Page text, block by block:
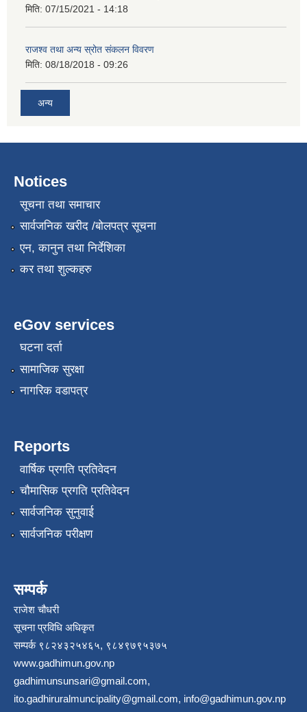
मिति: 07/15/2021 - 14:18
राजश्व तथा अन्य स्रोत संकलन विवरण
मिति: 08/18/2018 - 09:26
अन्य
Notices
सूचना तथा समाचार
सार्वजनिक खरीद /बोलपत्र सूचना
एन, कानुन तथा निर्देशिका
कर तथा शुल्कहरु
eGov services
घटना दर्ता
सामाजिक सुरक्षा
नागरिक वडापत्र
Reports
वार्षिक प्रगति प्रतिवेदन
चौमासिक प्रगति प्रतिवेदन
सार्वजनिक सुनुवाई
सार्वजनिक परीक्षण
सम्पर्क
राजेश चौधरी
सूचना प्रविधि अधिकृत
सम्पर्क ९८२४३२५४६५, ९८४९७९५३७५
www.gadhimun.gov.np
gadhimunsunsari@gmail.com,
ito.gadhiruralmuncipality@gmail.com, info@gadhimun.gov.np